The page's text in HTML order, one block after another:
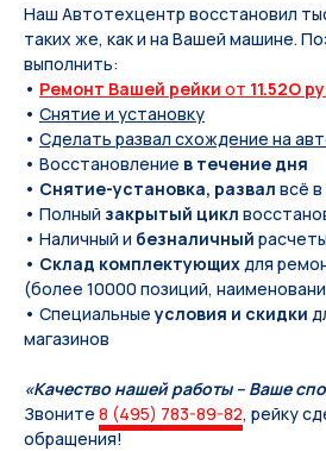
Наш Автотехцентр восстановил
таких же, как и на Вашей машине.
выполнить:
• Ремонт Вашей рейки от 11.52O
• Снятие и установку
• Сделать развал схождение на
• Восстановление в течение дня
• Снятие-установка, развал всё
• Полный закрытый цикл
• Наличный и безналичный
• Склад комплектующихдля
(более 10000 позиций,
• Специальныеусловия и скидки
магазинов
«Качество нашей работы – Ваше
Звоните 8 (495) 783-89-82, рейку
обращения!